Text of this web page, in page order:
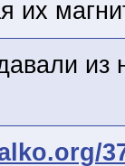
их
из